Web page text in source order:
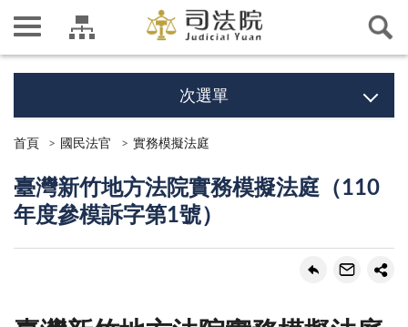
次選單
首頁 國民法官 實務模擬法庭
臺灣新竹地方法院實務模擬法庭（110
年度參模訴字第1號）